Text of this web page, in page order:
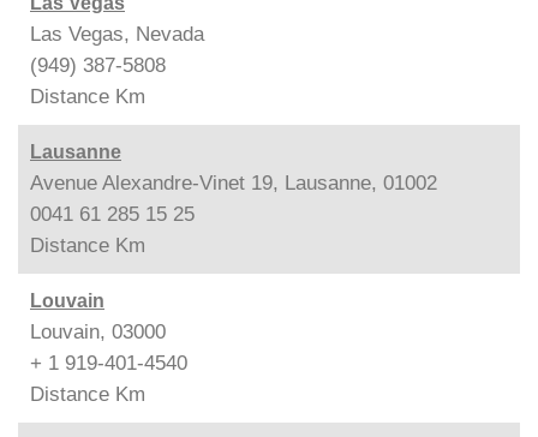
Las Vegas, Nevada
(949) 387-5808
Distance Km
Lausanne
Avenue Alexandre-Vinet 19, Lausanne, 01002
0041 61 285 15 25
Distance Km
Louvain
Louvain, 03000
+ 1 919-401-4540
Distance Km